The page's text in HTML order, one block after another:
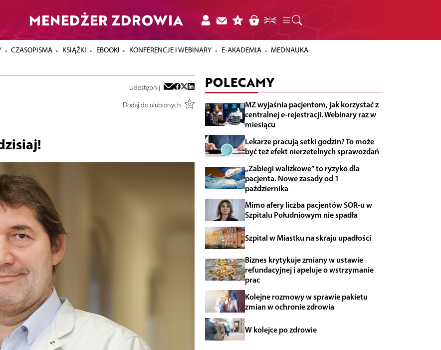
MENEDŻER ZDROWIA
CZASOPISMA KSIĄŻKI EBOOKI KONFERENCJE I WEBINARY E-AKADEMIA MEDNAUKA
Udostępnij
Dodaj do ulubionych
POLECAMY
MZ wyjaśnia pacjentom, jak korzystać z
centralnej e-rejestracji. Webinary raz w
miesiącu
Lekarze pracują setki godzin? To może
być też efekt nierzetelnych sprawozdań
„Zabiegi walizkowe” to ryzyko dla
pacjenta. Nowe zasady od 1
października
Mimo afery liczba pacjentów SOR-u w
Szpitalu Południowym nie spadła
Szpital w Miastku na skraju upadłości
Biznes krytykuje zmiany w ustawie
refundacyjnej i apeluje o wstrzymanie
prac
Kolejne rozmowy w sprawie pakietu
zmian w ochronie zdrowia
W kolejce po zdrowie